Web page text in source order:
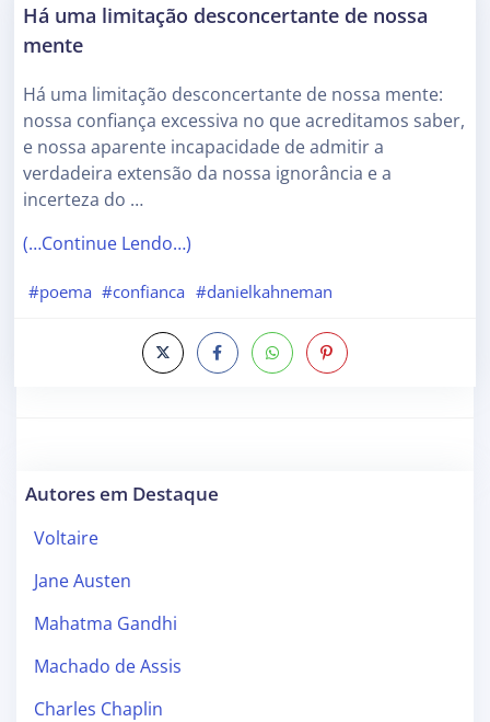
Há uma limitação desconcertante de nossa
mente
Há uma limitação desconcertante de nossa mente:
nossa confiança excessiva no que acreditamos saber,
e nossa aparente incapacidade de admitir a
verdadeira extensão da nossa ignorância e a
incerteza do …
(…Continue Lendo…)
#poema #confianca #danielkahneman
Autores em Destaque
Voltaire
Jane Austen
Mahatma Gandhi
Machado de Assis
Charles Chaplin